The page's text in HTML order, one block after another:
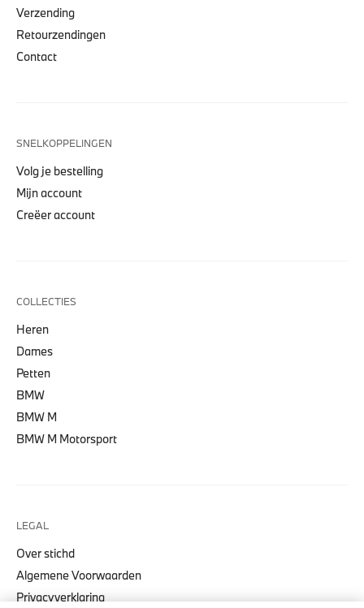
Verzending
Retourzendingen
Contact
SNELKOPPELINGEN
Volg je bestelling
Mijn account
Creëer account
COLLECTIES
Heren
Dames
Petten
BMW
BMW M
BMW M Motorsport
LEGAL
Over stichd
Algemene Voorwaarden
Privacyverklaring